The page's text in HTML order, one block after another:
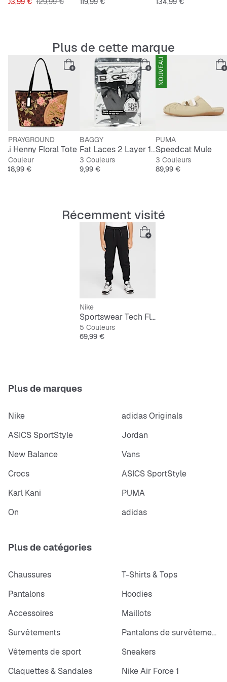
Plus de cette marque
SPRAYGROUND
Ai Henny Floral Tote
1 Couleur
Prix
148,99 €
BAGGY
Fat Laces 2 Layer 140cm
3 Couleurs
Prix
9,99 €
NOUVEAU
PUMA
Speedcat Mule
3 Couleurs
Prix
89,99 €
Récemment visité
Nike
Sportswear Tech Fleece Jogger
5 Couleurs
Prix
69,99 €
Plus de marques
Nike
adidas Originals
ASICS SportStyle
Jordan
New Balance
Vans
Crocs
ASICS SportStyle
Karl Kani
PUMA
On
adidas
Plus de catégories
Chaussures
T-Shirts & Tops
Pantalons
Hoodies
Accessoires
Maillots
Survêtements
Pantalons de survêtements
Vêtements de sport
Sneakers
Claquettes & Sandales
Nike Air Force 1